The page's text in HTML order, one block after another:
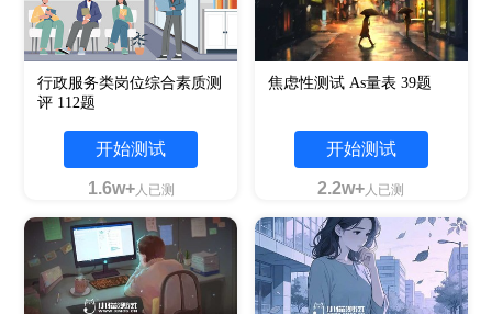
行政服务类岗位综合素质测
评 112题
开始测试
1.6w+人已测
焦虑性测试 As量表 39题
开始测试
2.2w+人已测